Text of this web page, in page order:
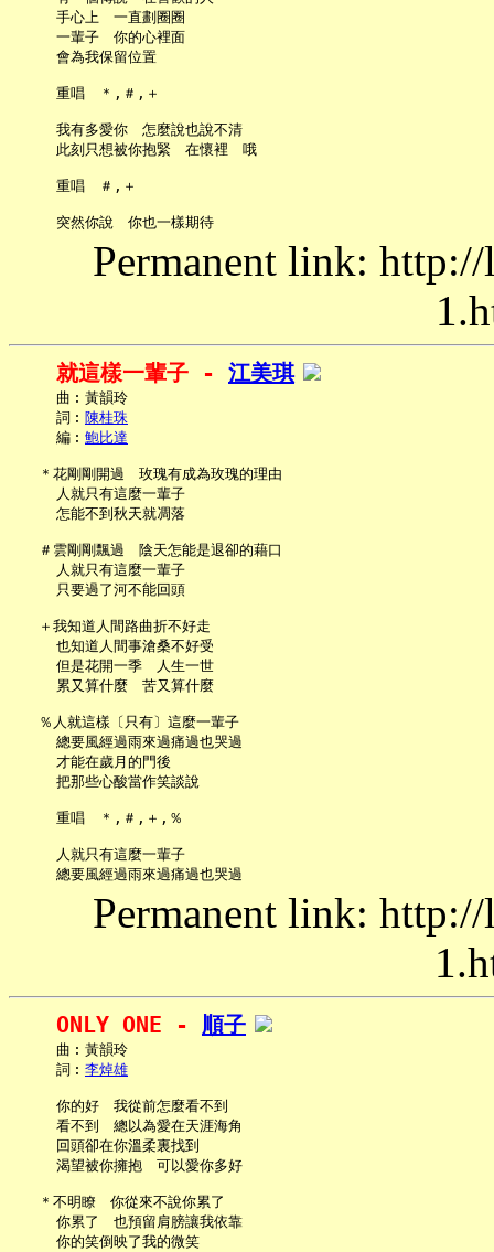
     手心上　一直劃圈圈
     一輩子　你的心裡面
     會為我保留位置
     重唱　＊,＃,＋
     我有多愛你　怎麼說也說不清
     此刻只想被你抱緊　在懷裡　哦
     重唱　＃,＋
Permanent link:
就這樣一輩子 - 江美琪
     曲︰黃韻玲
     詞︰
陳桂珠
     編︰
鮑比達
   ＊花剛剛開過　玫瑰有成為玫瑰的理由
     人就只有這麼一輩子
     怎能不到秋天就凋落
   ＃雲剛剛飄過　陰天怎能是退卻的藉口
     人就只有這麼一輩子
     只要過了河不能回頭
   ＋我知道人間路曲折不好走
     也知道人間事滄桑不好受
     但是花開一季　人生一世
     累又算什麼　苦又算什麼
   ％人就這樣〔只有〕這麼一輩子
     總要風經過雨來過痛過也哭過
     才能在歲月的門後
     把那些心酸當作笑談說
     重唱　＊,＃,＋,％
     人就只有這麼一輩子
Permanent link:
ONLY ONE - 順子
     曲︰黃韻玲
     詞︰
李焯雄
     你的好　我從前怎麼看不到
     看不到　總以為愛在天涯海角
     回頭卻在你溫柔裏找到
     渴望被你擁抱　可以愛你多好
   ＊不明瞭　你從來不說你累了
     你累了　也預留肩膀讓我依靠
     你的笑倒映了我的微笑